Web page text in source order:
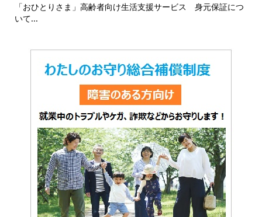
「おひとりさま」高齢者向け生活支援サービス 身元保証につ
いて...